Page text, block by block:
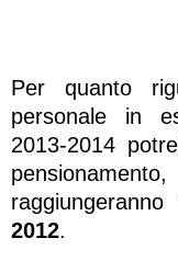
Per quanto
personale in
2013-2014
2012.